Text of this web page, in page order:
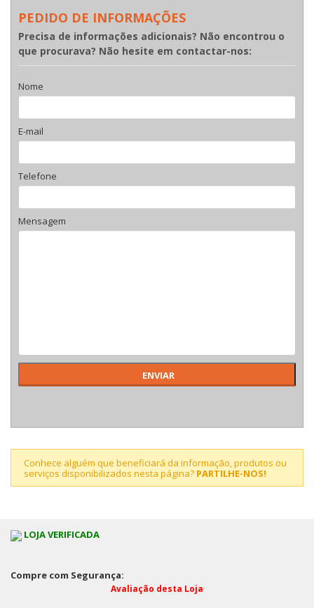
PEDIDO DE INFORMAÇÕES
Precisa de informações adicionais? Não encontrou o
que procurava? Não hesite em contactar-nos:
Nome
E-mail
Telefone
Mensagem
Conhece alguém que beneficiará da informação, produtos ou
serviços disponibilizados nesta página? PARTILHE-NOS!
LOJA VERIFICADA
Compre com Segurança:
Avaliação desta Loja